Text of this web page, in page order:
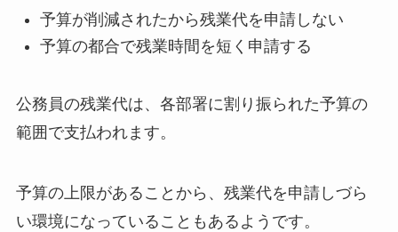
予算が削減されたから残業代を申請しない
予算の都合で残業時間を短く申請する
公務員の残業代は、各部署に割り振られた予算の
範囲で支払われます。
予算の上限があることから、残業代を申請しづら
い環境になっていることもあるようです。